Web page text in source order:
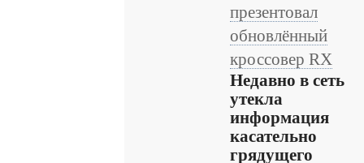
презентовал
обновлённый
кроссовер RX
Недавно в сеть
утекла
информация
касательно
грядущего